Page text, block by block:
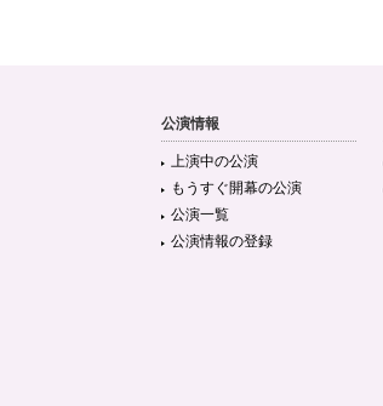
公演情報
上演中の公演
もうすぐ開幕の公演
公演一覧
公演情報の登録